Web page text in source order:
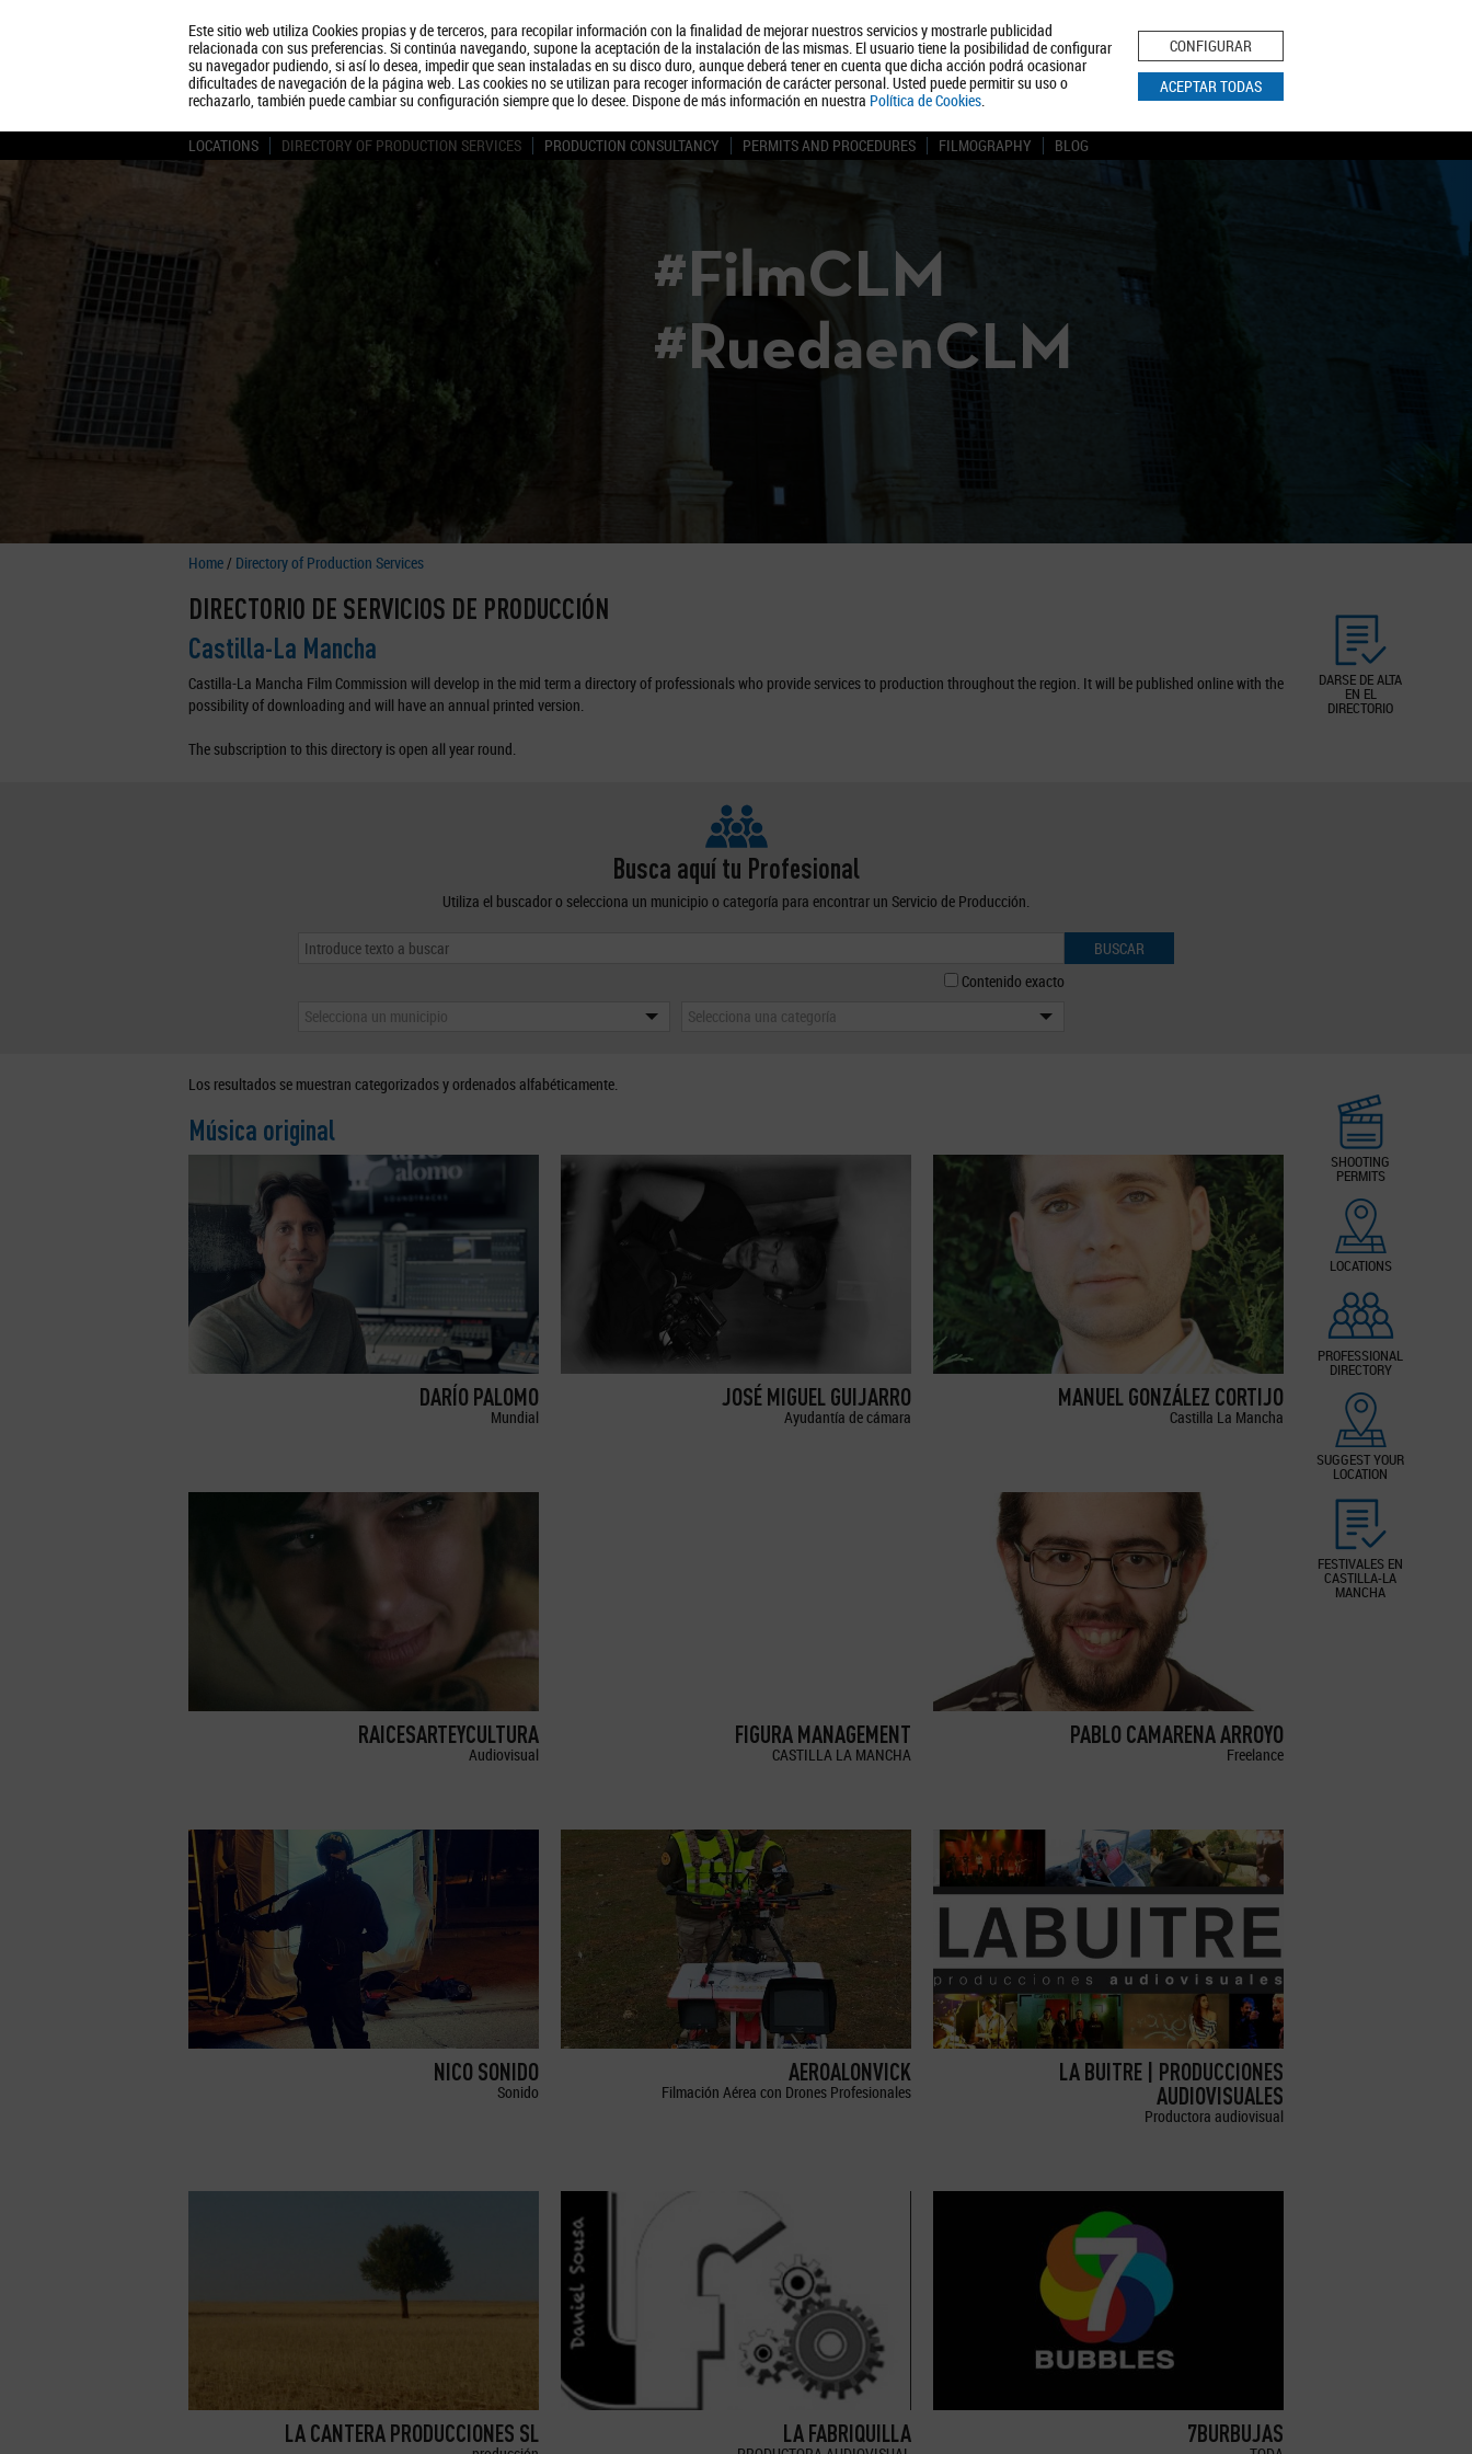
Este sitio web utiliza Cookies propias y de terceros, para recopilar información con la finalidad de mejorar nuestros servicios y mostrarle publicidad
relacionada con sus preferencias. Si continúa navegando, supone la aceptación de la instalación de las mismas. El usuario tiene la posibilidad de configurar
su navegador pudiendo, si así lo desea, impedir que sean instaladas en su disco duro, aunque deberá tener en cuenta que dicha acción podrá ocasionar
dificultades de navegación de la página web. Las cookies no se utilizan para recoger información de carácter personal. Usted puede permitir su uso o
rechazarlo, también puede cambiar su configuración siempre que lo desee. Dispone de más información en nuestra Política de Cookies.
CONFIGURAR
ACEPTAR TODAS
About us Tourism Política de Privacidad Aviso Legal Política de Cookies
BUSCAR
LOCATIONS DIRECTORY OF PRODUCTION SERVICES PRODUCTION CONSULTANCY PERMITS AND PROCEDURES FILMOGRAPHY BLOG
#FilmCLM
#RuedaenCLM
Home/ Directory of Production Services
DARSE DE ALTA
EN EL
DIRECTORIO
DIRECTORIO DE SERVICIOS DE PRODUCCIÓN
Castilla-La Mancha
Castilla-La Mancha Film Commission will develop in the mid term a directory of professionals who provide services to production throughout the region. It will be published online with the
possibility of downloading and will have an annual printed version.
The subscription to this directory is open all year round.
Busca aquí tu Profesional
Utiliza el buscador o selecciona un municipio o categoría para encontrar un Servicio de Producción.
BUSCAR
Contenido exacto
Selecciona un municipio
Selecciona una categoría
SHOOTING
PERMITS
LOCATIONS
PROFESSIONAL
DIRECTORY
SUGGEST YOUR
LOCATION
FESTIVALES EN
CASTILLA-LA
MANCHA
Los resultados se muestran categorizados y ordenados alfabéticamente.
Música original
DARÍO PALOMO
Mundial
JOSÉ MIGUEL GUIJARRO
Ayudantía de cámara
MANUEL GONZÁLEZ CORTIJO
Castilla La Mancha
RAICESARTEYCULTURA
Audiovisual
FIGURA MANAGEMENT
CASTILLA LA MANCHA
PABLO CAMARENA ARROYO
Freelance
NICO SONIDO
Sonido
AEROALONVICK
Filmación Aérea con Drones Profesionales
LA BUITRE | PRODUCCIONES
AUDIOVISUALES
Productora audiovisual
LA CANTERA PRODUCCIONES SL LA FABRIQUILLA 7BURBUJAS